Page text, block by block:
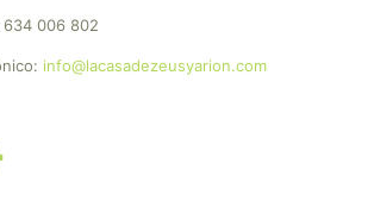
634 006 802
info@lacasadezeusyarion.com